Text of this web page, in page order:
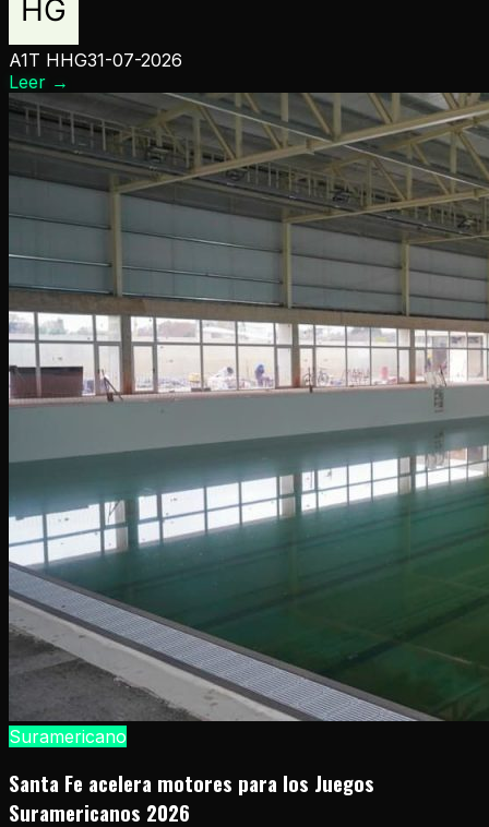
A1T HHG31-07-2026
Leer →
Suramericano
Santa Fe acelera motores para los Juegos
Suramericanos 2026